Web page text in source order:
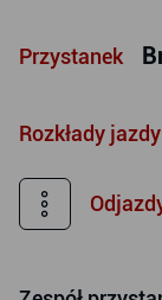
Przystanek
Rozkłady